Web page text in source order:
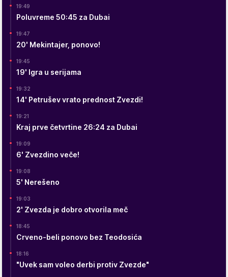
19:49
Poluvreme 50:45 za Dubai
19:47
20' Mekintajer, ponovo!
19:45
19' Igra u serijama
19:32
14' Petrušev vrato prednost Zvezdi!
19:21
Kraj prve četvrtine 26:24 za Dubai
19:09
6' Zvezdino veče!
19:08
5' Nerešeno
19:03
2' Zvezda je dobro otvorila meč
18:45
Crveno-beli ponovo bez Teodosića
18:16
"Uvek sam voleo derbi protiv Zvezde"